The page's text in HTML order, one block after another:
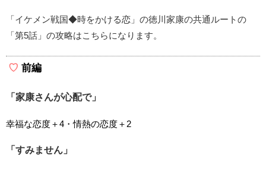
「イケメン戦国◆時をかける恋」の徳川家康の共通ルートの
「第5話」の攻略はこちらになります。
前編
「家康さんが心配で」
幸福な恋度＋4・情熱の恋度＋2
「すみません」